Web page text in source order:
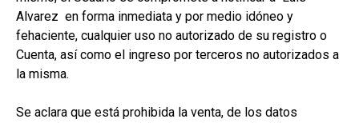
Alvarez en forma inmediata y por medio idóneo y
fehaciente, cualquier uso no autorizado de su registro o
Cuenta, así como el ingreso por terceros no autorizados a
la misma.
Se aclara que está prohibida la venta, de los datos